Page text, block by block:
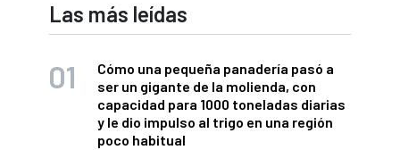
Las más leídas
Cómo una pequeña panadería pasó a
ser un gigante de la molienda, con
capacidad para 1000 toneladas diarias
y le dio impulso al trigo en una región
poco habitual